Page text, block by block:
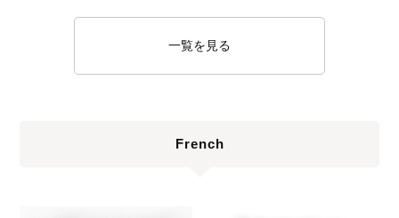
一覧を見る
French